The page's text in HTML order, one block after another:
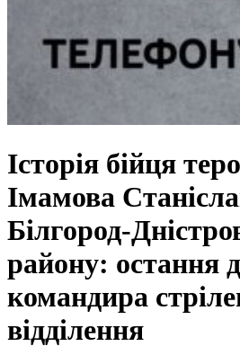
Історія бійця
Імамова
Білгород-
району: остання
командира
відділення